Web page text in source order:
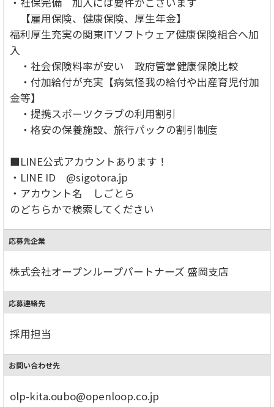
【雇用保険、健康保険、厚生年金】
福利厚生充実の関東ITソフトウェア健康保険組合へ加
入
・社会保険料率が安い 政府管掌健康保険比較
・付加給付が充実【病気怪我の給付や出産育児付加
金等】
・提携スポーツクラブの利用割引
・格安の保養施設、旅行パックの割引制度
■LINE公式アカウントあります！
・LINE ID @sigotora.jp
・アカウント名 しごとら
のどちらかで検索してください
応募先企業
株式会社オープンループパートナーズ 盛岡支店
応募連絡先
採用担当
お問い合わせ先
olp-kita.oubo@openloop.co.jp